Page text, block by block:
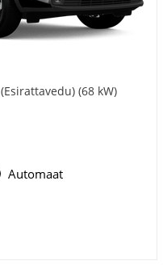
(68 kW)
Automaat